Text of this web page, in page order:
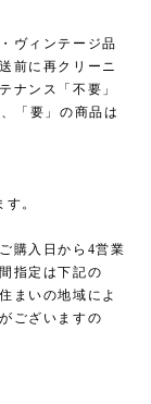
ヴィンテージ品
前に再クリーニ
ナンス「不要」
「要」の商品は
。
購入日から4営業
指定は下記の
まいの地域によ
ございますの